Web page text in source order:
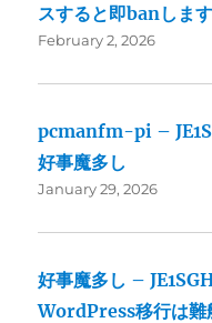
スすると即banします
February 2, 2026
pcmanfm-pi –
好事魔多し
January 29, 2026
好事魔多し –
WordPress移行は難